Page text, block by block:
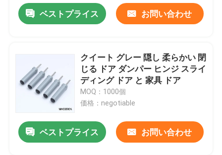
ベストプライス お問い合わせ
クイート グレー 隠し 柔らかい 閉
じる ドア ダンパー ヒンジ スライ
ディング ドア と 家具 ドア
MOQ：1000個
価格：negotiable
ベストプライス お問い合わせ